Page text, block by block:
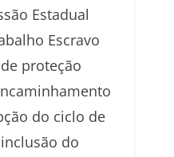
Estadual
Escravo
proteção
do ciclo de
do